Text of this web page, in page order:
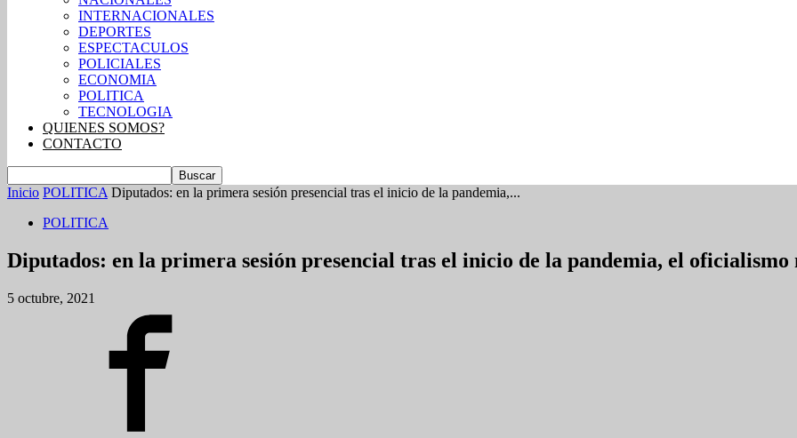
INTERNACIONALES
DEPORTES
ESPECTACULOS
POLICIALES
ECONOMIA
POLITICA
TECNOLOGIA
QUIENES SOMOS?
CONTACTO
Inicio POLITICA Diputados: en la primera sesión presencial tras el inicio de la pandemia,...
POLITICA
Diputados: en la primera sesión presencial tras el inicio de la pandemia, el
5 octubre, 2021